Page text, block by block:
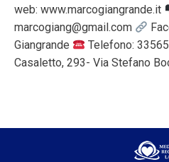
web: www.marcogiangrande.it
marcogiang@gmail.com
Giangrande
Telefono:
Casaletto, 293- Via Stefano